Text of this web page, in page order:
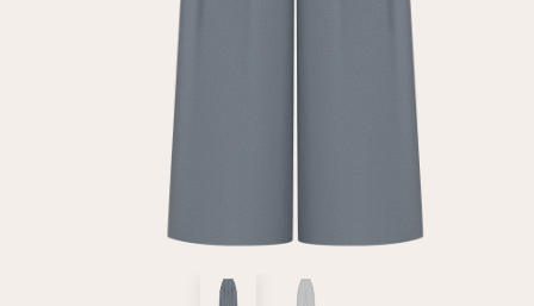
Повтор пароля
Дата рождения
Подписаться на обновления
Нажимая на кнопку "Регистрация", вы соглашаетесь с
политики конфиденциальности